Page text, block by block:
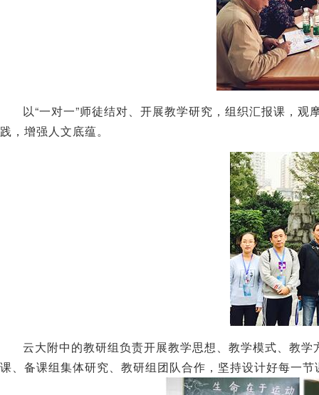
以“一对一”师徒结对、开展教学研究，组织汇报课，
践，增强人文底蕴。
云大附中的教研组负责开展教学思想、教学模式、教
课、备课组集体研究、教研组团队合作，坚持设计好每一节